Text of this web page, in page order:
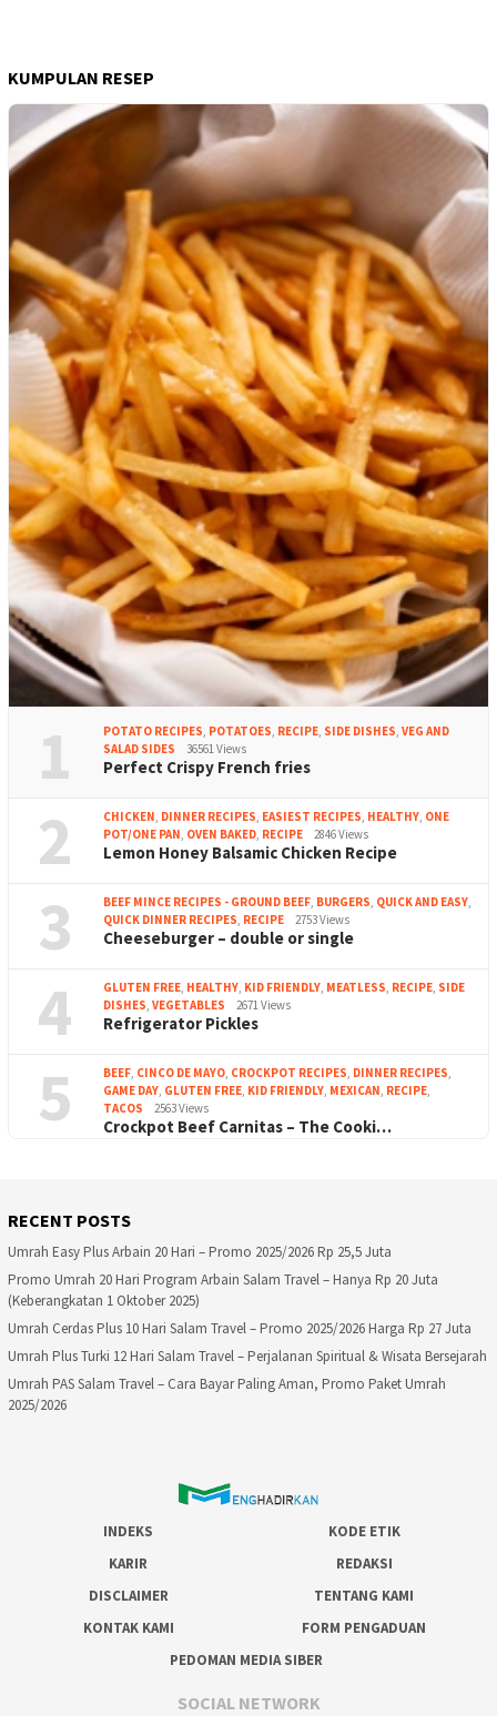
KUMPULAN RESEP
1 POTATO RECIPES, POTATOES, RECIPE, SIDE DISHES, VEG AND
SALAD SIDES
36561 Views
Perfect Crispy French fries
2 CHICKEN, DINNER RECIPES, EASIEST RECIPES, HEALTHY, ONE
POT/ONE PAN, OVEN BAKED, RECIPE 2846 Views
Lemon Honey Balsamic Chicken Recipe
3 BEEF MINCE RECIPES - GROUND BEEF, BURGERS, QUICK AND EASY,
QUICK DINNER RECIPES, RECIPE 2753 Views
Cheeseburger – double or single
4 GLUTEN FREE, HEALTHY, KID FRIENDLY, MEATLESS, RECIPE, SIDE
DISHES, VEGETABLES 2671 Views
Refrigerator Pickles
5 BEEF, CINCO DE MAYO, CROCKPOT RECIPES, DINNER RECIPES,
GAME DAY, GLUTEN FREE, KID FRIENDLY, MEXICAN, RECIPE,
TACOS
2563 Views
Crockpot Beef Carnitas – The Cooki…
RECENT POSTS
Umrah Easy Plus Arbain 20 Hari – Promo 2025/2026 Rp 25,5 Juta
Promo Umrah 20 Hari Program Arbain Salam Travel – Hanya Rp 20 Juta
(Keberangkatan 1 Oktober 2025)
Umrah Cerdas Plus 10 Hari Salam Travel – Promo 2025/2026 Harga Rp 27 Juta
Umrah Plus Turki 12 Hari Salam Travel – Perjalanan Spiritual & Wisata Bersejarah
Umrah PAS Salam Travel – Cara Bayar Paling Aman, Promo Paket Umrah
2025/2026
INDEKS
KODE ETIK
KARIR
REDAKSI
DISCLAIMER
TENTANG KAMI
KONTAK KAMI
FORM PENGADUAN
PEDOMAN MEDIA SIBER
SOCIAL NETWORK